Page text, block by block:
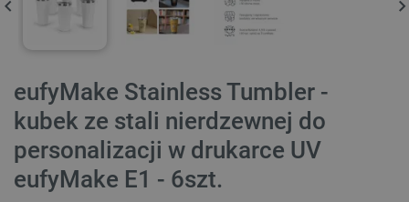
eufyMake Stainless Tumbler -
kubek ze stali nierdzewnej do
personalizacji w drukarce UV
eufyMake E1 - 6szt.